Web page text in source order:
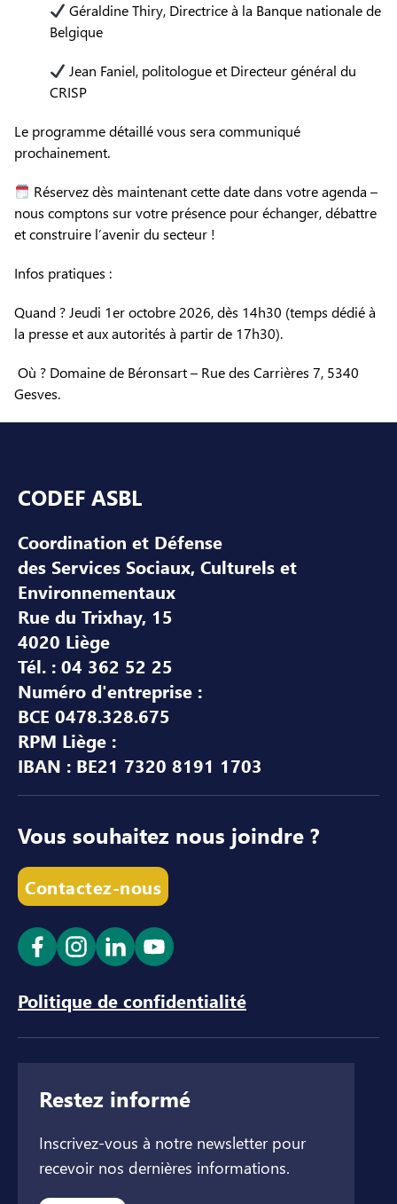
Géraldine Thiry, Directrice à la Banque nationale de
Belgique
Jean Faniel, politologue et Directeur général du
CRISP
Le programme détaillé vous sera communiqué
prochainement.
Réservez dès maintenant cette date dans votre agenda –
nous comptons sur votre présence pour échanger, débattre
et construire l’avenir du secteur !
Infos pratiques :
Quand ? Jeudi 1er octobre 2026, dès 14h30 (temps dédié à
la presse et aux autorités à partir de 17h30).
Où ? Domaine de Béronsart – Rue des Carrières 7, 5340
Gesves.
CODEF ASBL
Coordination et Défense
des Services Sociaux, Culturels et
Environnementaux
Rue du Trixhay, 15
4020 Liège
Tél. : 04 362 52 25
Numéro d'entreprise :
BCE 0478.328.675
RPM Liège :
IBAN : BE21 7320 8191 1703
Vous souhaitez nous joindre ?
Contactez-nous
Ouvrir le lien dans un nouvel onglet
Ouvrir le lien dans un nouvel onglet
Ouvrir le lien dans un nouvel
Ouvrir le lien dans un
Politique de confidentialité
Restez informé
Inscrivez-vous à notre newsletter pour
recevoir nos dernières informations.